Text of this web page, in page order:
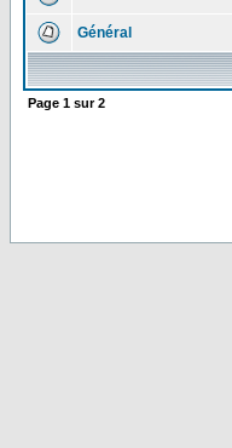
Général
Page 1 sur2